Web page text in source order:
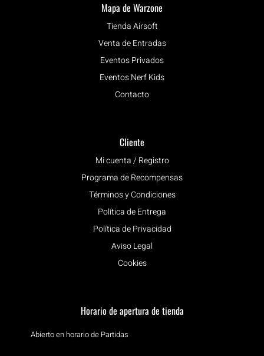
Mapa de Warzone
Tienda Airsoft
Venta de Entradas
Eventos Privados
Eventos Nerf Kids
Contacto
Cliente
Mi cuenta / Registro
Programa de Recompensas
Términos y Condiciones
Política de Entrega
Política de Privacidad
Aviso Legal
Cookies
Horario de apertura de tienda
Abierto en horario de Partidas